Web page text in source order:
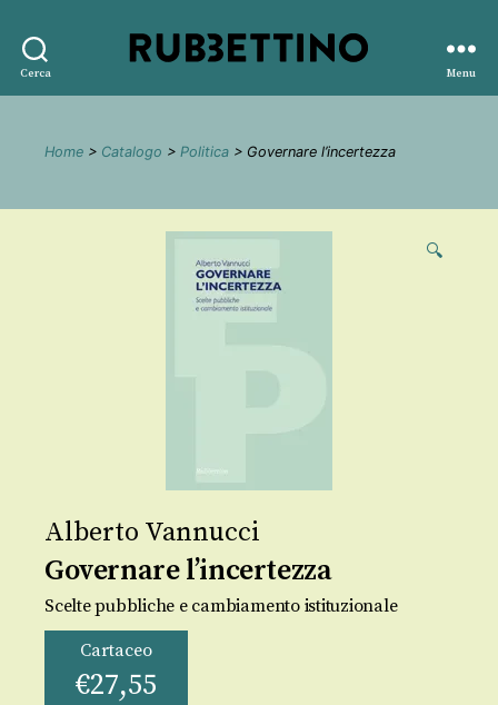
Cerca
editore
Menu
Home > Catalogo > Politica > Governare l’incertezza
🔍
Alberto Vannucci
Governare l’incertezza
Scelte pubbliche e cambiamento istituzionale
Cartaceo
€27,55